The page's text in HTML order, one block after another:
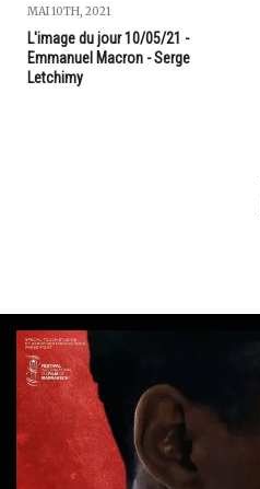
MAI 10TH, 2021
L'image du jour 10/05/21 -
Emmanuel Macron - Serge
Letchimy